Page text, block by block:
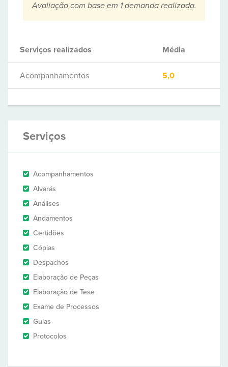
Avaliação com base em 1 demanda realizada.
Serviços realizados Média
Acompanhamentos 5,0
Serviços
Acompanhamentos
Alvarás
Análises
Andamentos
Certidões
Cópias
Despachos
Elaboração de Peças
Elaboração de Tese
Exame de Processos
Guias
Protocolos